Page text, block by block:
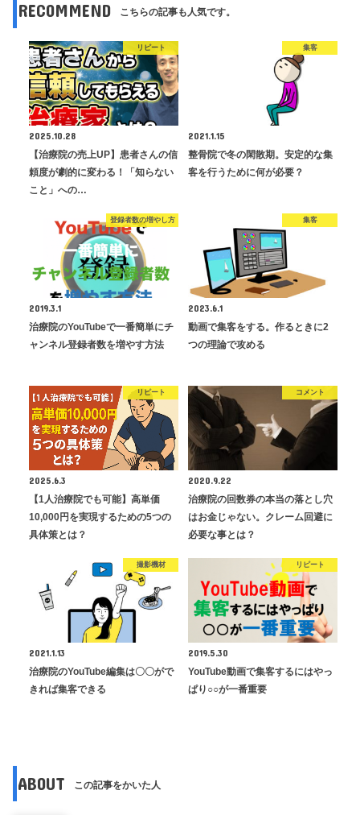
RECOMMEND こちらの記事も人気です。
リピート
2025.10.28
【治療院の売上UP】患者さんの信
頼度が劇的に変わる！「知らない
こと」への…
集客
2021.1.15
整骨院で冬の閑散期。安定的な集
客を行うために何が必要？
登録者数の増やし方
2019.3.1
治療院のYouTubeで一番簡単にチ
ャンネル登録者数を増やす方法
集客
2023.6.1
動画で集客をする。作るときに2
つの理論で攻める
リピート
2025.6.3
【1人治療院でも可能】高単価
10,000円を実現するための5つの
具体策とは？
コメント
2020.9.22
治療院の回数券の本当の落とし穴
はお金じゃない。クレーム回避に
必要な事とは？
撮影機材
2021.1.13
治療院のYouTube編集は〇〇がで
きれば集客できる
リピート
2019.5.30
YouTube動画で集客するにはやっ
ぱり○○が一番重要
ABOUT この記事をかいた人